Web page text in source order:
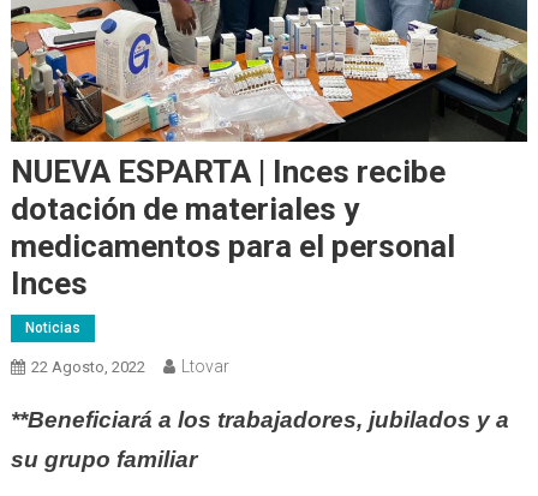
NUEVA ESPARTA | Inces recibe
dotación de materiales y
medicamentos para el personal
Inces
Noticias
22 Agosto, 2022 Ltovar
**Beneficiará a los trabajadores, jubilados y a
su grupo familiar